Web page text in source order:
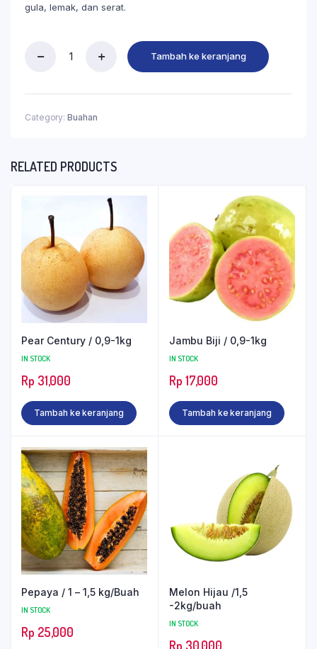
gula, lemak, dan serat.
Tambah ke keranjang
Category: Buahan
RELATED PRODUCTS
Pear Century / 0,9-1kg
IN STOCK
Rp 31,000
Tambah ke keranjang
Jambu Biji / 0,9-1kg
IN STOCK
Rp 17,000
Tambah ke keranjang
Pepaya / 1 – 1,5 kg/Buah
IN STOCK
Rp 25,000
Melon Hijau /1,5
-2kg/buah
IN STOCK
Rp 30,000